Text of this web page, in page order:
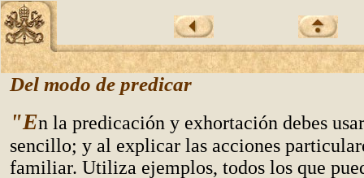
Del modo de predicar
"En la predicación y exhortación debes
sencillo; y al explicar las acciones
familiar. Utiliza ejemplos, todos los que